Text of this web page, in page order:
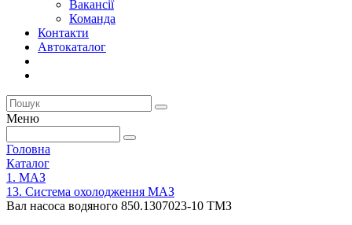
Вакансії
Команда
Контакти
Автокаталог
Меню
Головна
Каталог
1. МАЗ
13. Система охолодження МАЗ
Вал насоса водяного 850.1307023-10 ТМЗ